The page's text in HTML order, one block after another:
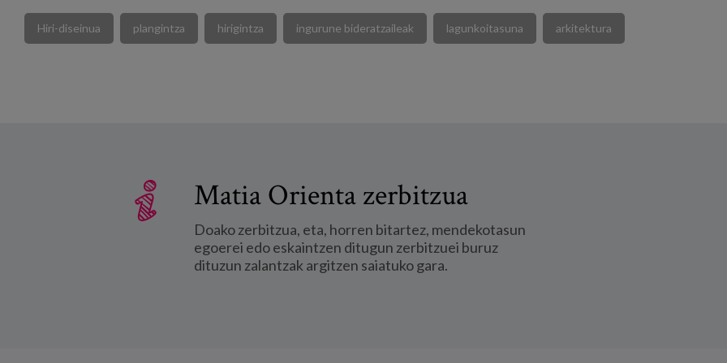
Hiri-diseinua plangintza hirigintza ingurune bideratzaileak lagunkoitasuna arkitektura
Matia Orienta zerbitzua
Doako zerbitzua, eta, horren bitartez, mendekotasun
egoerei edo eskaintzen ditugun zerbitzuei buruz
dituzun zalantzak argitzen saiatuko gara.